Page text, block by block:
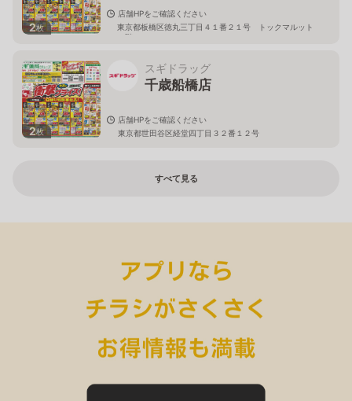
2枚
店舗HPをご確認ください
東京都板橋区徳丸三丁目４１番２１号 トックマルット
１階
2枚
スギドラッグ
千歳船橋店
店舗HPをご確認ください
東京都世田谷区経堂四丁目３２番１２号
すべて見る